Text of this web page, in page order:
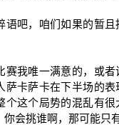
语吧，咱们如果的暂
赛我唯一满意的，或
萨卡萨卡在下半场的
个这个局势的混乱有
会挑谁啊，那可能只